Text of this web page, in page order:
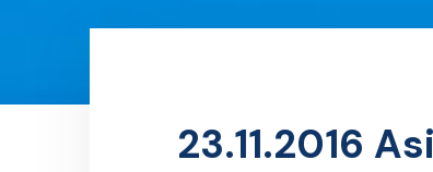
23.11.2016